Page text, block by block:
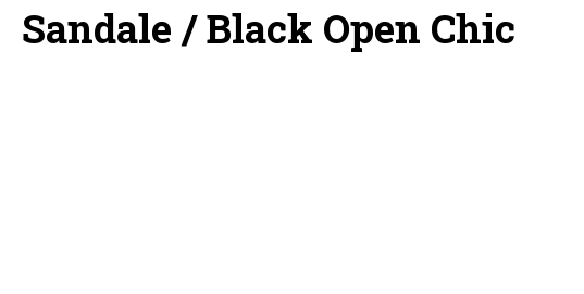
Sandale / Black Open Chic